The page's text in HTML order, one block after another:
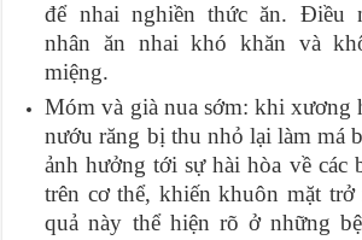
để nhai nghiền thức ăn. Điều
nhân ăn nhai khó khăn và
miệng.
Móm và già nua sớm: khi xương
nướu răng bị thu nhỏ lại làm má
ảnh hưởng tới sự hài hòa về các
trên cơ thể, khiến khuôn mặt trở
quả này thể hiện rõ ở những